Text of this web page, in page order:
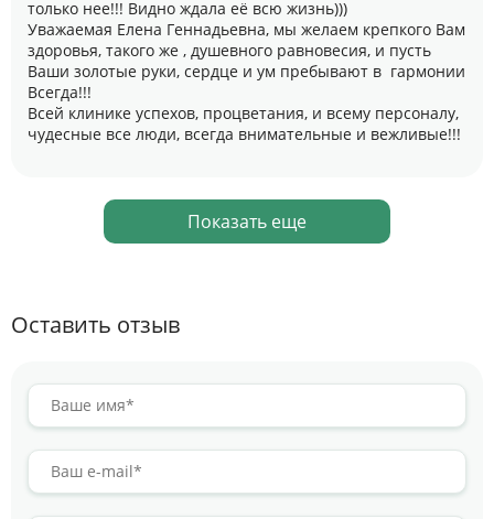
только нее!!! Видно ждала её всю жизнь)))
Уважаемая Елена Геннадьевна, мы желаем крепкого Вам
здоровья, такого же , душевного равновесия, и пусть
Ваши золотые руки, сердце и ум пребывают в гармонии
Всегда!!!
Всей клинике успехов, процветания, и всему персоналу,
чудесные все люди, всегда внимательные и вежливые!!!
Показать еще
Оставить отзыв